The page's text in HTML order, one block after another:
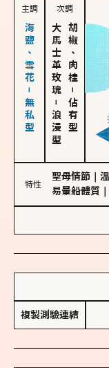
主調
海鹽、雪花－無私型
次調
大馬士革玫瑰
－
浪漫型
胡椒、肉桂
－
佔有型
特性
聖母情節
易暈船體質
複製測驗連結